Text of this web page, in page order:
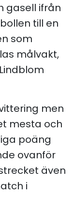
gasell ifrån
till en
som
målvakt,
men
mesta och
poäng
ovanför
även
i